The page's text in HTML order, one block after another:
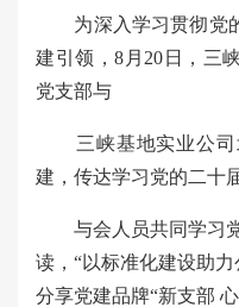
为深入学习贯彻党的
建引领，8月20日，三
党支部与
三峡基地实业公司
建，传达学习党的二十
与会人员共同学习党
读，“以标准化建设助力
分享党建品牌“新支部